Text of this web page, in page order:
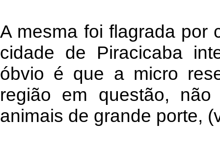
A mesma foi flagrada por
cidade de Piracicaba
óbvio é que a micro
região em questão,
animais de grande porte,